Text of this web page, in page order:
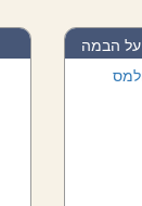
על הבמה